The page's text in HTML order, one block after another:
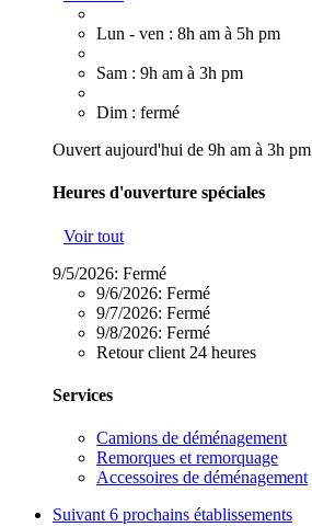
Lun - ven : 8h am à 5h pm
Sam : 9h am à 3h pm
Dim : fermé
Ouvert aujourd'hui de 9h am à 3h pm
Heures d'ouverture spéciales
Voir tout
9/5/2026: Fermé
9/6/2026: Fermé
9/7/2026: Fermé
9/8/2026: Fermé
Retour client 24 heures
Services
Camions de déménagement
Remorques et remorquage
Accessoires de déménagement
Suivant 6 prochains établissements